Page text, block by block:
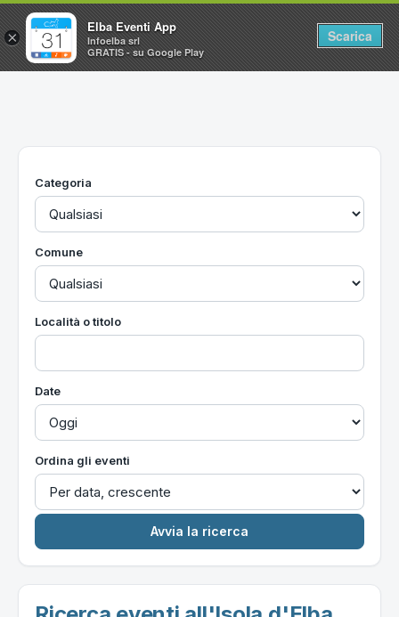
Home
Utilità
Categoria
Comune
Località o titolo
Date
Ordina gli eventi
×
Elba Eventi App
Infoelba srl
GRATIS - su Google Play
Scarica